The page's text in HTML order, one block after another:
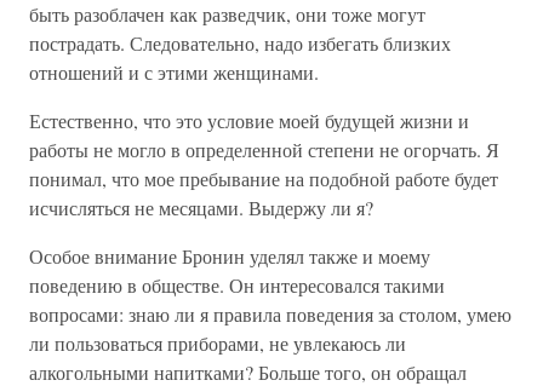
быть разоблачен как разведчик, они тоже могут
пострадать. Следовательно, надо избегать близких
отношений и с этими женщинами.
Естественно, что это условие моей будущей жизни и
работы не могло в определенной степени не огорчать. Я
понимал, что мое пребывание на подобной работе будет
исчисляться не месяцами. Выдержу ли я?
Особое внимание Бронин уделял также и моему
поведению в обществе. Он интересовался такими
вопросами: знаю ли я правила поведения за столом, умею
ли пользоваться приборами, не увлекаюсь ли
алкогольными напитками? Больше того, он обращал